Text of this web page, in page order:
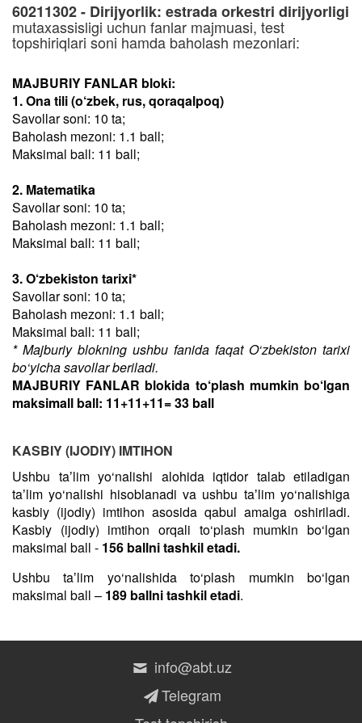
60211302 - Dirijyorlik: estrada orkestri dirijyorligi
mutaxassisligi uchun fanlar majmuasi, test
topshiriqlari soni hamda baholash mezonlari:
MAJBURIY FANLAR bloki:
1. Ona tili (o‘zbek, rus, qoraqalpoq)
Savollar soni: 10 ta;
Baholash mezoni: 1.1 ball;
Maksimal ball: 11 ball;
2. Matematika
Savollar soni: 10 ta;
Baholash mezoni: 1.1 ball;
Maksimal ball: 11 ball;
3. O‘zbekiston tarixi*
Savollar soni: 10 ta;
Baholash mezoni: 1.1 ball;
Maksimal ball: 11 ball;
* Majburiy blokning ushbu fanida faqat O‘zbekiston tarixi
bo‘yicha savollar beriladi.
MAJBURIY FANLAR blokida to‘plash mumkin bo‘lgan
maksimall ball: 11+11+11= 33 ball
KASBIY (IJODIY) IMTIHON
Ushbu taʼlim yo‘nalishi alohida iqtidor talab etiladigan
taʼlim yo‘nalishi hisoblanadi va ushbu taʼlim yo‘nalishiga
kasbiy (ijodiy) imtihon asosida qabul amalga oshiriladi.
Kasbiy (ijodiy) imtihon orqali to‘plash mumkin bo‘lgan
maksimal ball - 156 ballni tashkil etadi.
Ushbu taʼlim yo‘nalishida to‘plash mumkin bo‘lgan
maksimal ball – 189 ballni tashkil etadi.
info@abt.uz
Telegram